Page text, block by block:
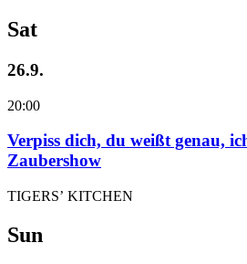
Sat
26.9.
20:00
Verpiss dich, du weißt genau,
Zaubershow
TIGERS’ KITCHEN
Sun